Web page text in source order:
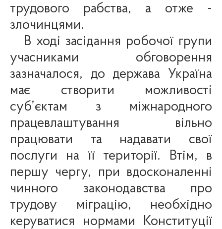
трудового рабства, а отже -
злочинцями.
В ході засідання робочої групи
учасниками обговорення
зазначалося, до держава Україна
має створити можливості
суб’єктам з міжнародного
працевлаштування вільно
працювати та надавати свої
послуги на її території. Втім, в
першу чергу, при вдосконаленні
чинного законодавства про
трудову міграцію, необхідно
керуватися нормами Конституції